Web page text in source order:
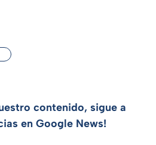
contenido, sigue a
en Google News!